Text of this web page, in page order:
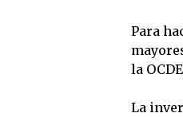
Para
la
La